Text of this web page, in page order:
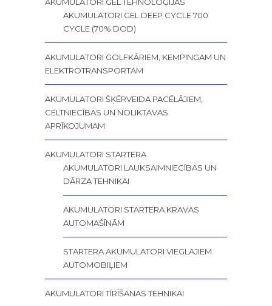
AKUMULATORI GEL DEEP CYCLE 700
CYCLE (70% DOD)
AKUMULATORI GOLFKĀRIEM, KEMPINGAM UN
ELEKTROTRANSPORTAM
AKUMULATORI ŠĶĒRVEIDA PACĒLĀJIEM,
CELTNIECĪBAS UN NOLIKTAVAS
APRĪKOJUMAM
AKUMULATORI STARTERA
AKUMULATORI LAUKSAIMNIECĪBAS UN
DĀRZA TEHNIKAI
AKUMULATORI STARTERA KRAVAS
AUTOMAŠĪNĀM
STARTERA AKUMULATORI VIEGLAJIEM
AUTOMOBIĻIEM
AKUMULATORI TĪRĪŠANAS TEHNIKAI